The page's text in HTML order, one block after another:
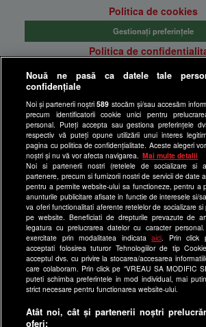
Politica de cookies
Gestionați preferințele
Politica de
Anunturi gratuite pe
Program Happy
Echipa editorială
Site-uri Antena Group
a1.ro
antenastars.ro
as.ro
catine.ro
chefi.ro
deparinti.ro
medicool.ro
spynews.ro
Nouă ne pasă ca datele tale
confidențiale
Noi și partenerii noștri589 stocăm și/sau accesăm
precum identificatorii cookie unici pentru
personal. Puteți accepta sau gestiona preferințele
respectiv vă puteți opune utilizării unui interes
pagina cu politica de confidențialitate. Aceste alegeri
noștri și nu vă vor afecta navigarea.
Mai multe detalii
Noi si partenerii nostri (retelele de socializare si
partenere, precum si furnizorii nostri de servicii de date
pentru a permite website-ului sa functioneze, pentru a
anunturile publicitare afisate in functie de interesele si/
va oferi functionalitati aferente retelelor de socializare
pe website. Beneficiati de drepturile prevazute de
legatura cu prelucrarea datelor cu caracter
exercitate prin modalitatea indicataaici . Prin click
acceptati folosirea tuturor Tehnologiilor de tip
acceptul dvs. cu privire la stocarea/accesarea
care colaboram. Prin click pe “VREAU SA MODIFIC
puteti schimba preferintele in mod individual, mai
strict necesare pentru functionarea website-ului.
Atât noi, cât și partenerii noștri
oferi: